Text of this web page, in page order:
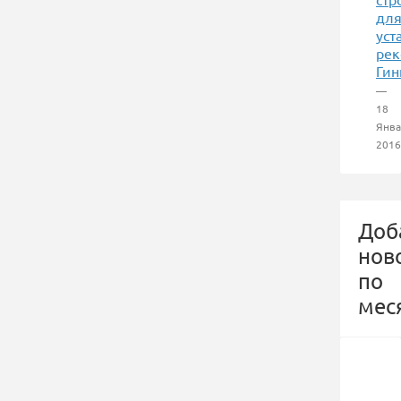
для
—
18
2016
по